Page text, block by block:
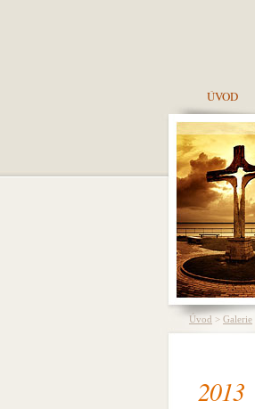
ÚVOD
Úvod > Galerie
2013